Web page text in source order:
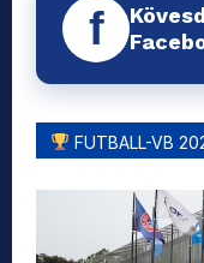
f
FUTBALL-VB